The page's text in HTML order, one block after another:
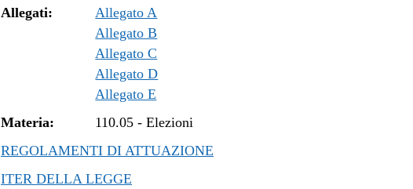
Allegati:
Allegato A
Allegato B
Allegato C
Allegato D
Allegato E
Materia:
110.05 -Elezioni
REGOLAMENTI DI ATTUAZIONE
ITER DELLA LEGGE